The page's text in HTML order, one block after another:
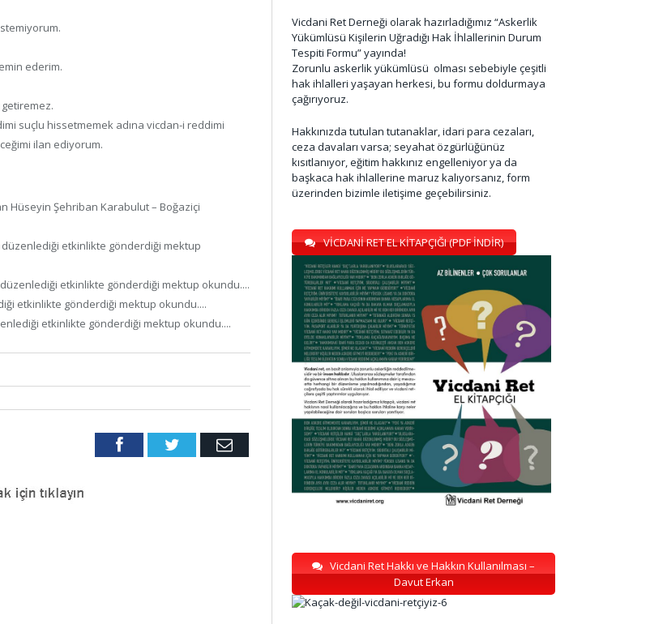
ederim.
getiremez.
suçlu hissetmemek adına vicdan-i reddimi
ilan ediyorum.
Hüseyin Şehriban Karabulut – Boğaziçi
düzenlediği etkinlikte gönderdiği mektup
düzenlediği etkinlikte gönderdiği mektup okundu....
etkinlikte gönderdiği mektup okundu....
etkinlikte gönderdiği mektup okundu....
FacebookTwitter Email
Vicdani Ret Derneği olarak hazırladığımız “Askerlik
Yükümlüsü Kişilerin Uğradığı Hak İhlallerinin Durum
Tespiti Formu” yayında!
Zorunlu askerlik yükümlüsü olması sebebiyle çeşitli
hak ihlalleri yaşayan herkesi, bu formu doldurmaya
çağırıyoruz.
Hakkınızda tutulan tutanaklar, idari para cezaları,
ceza davaları varsa; seyahat özgürlüğünüz
kısıtlanıyor, eğitim hakkınız engelleniyor ya da
başkaca hak ihlallerine maruz kalıyorsanız, form
üzerinden bizimle iletişime geçebilirsiniz.
VİCDANİ RET EL KİTAPÇIĞI (PDF İNDİR)
Vicdani Ret Hakkı ve Hakkın Kullanılması –
Davut Erkan